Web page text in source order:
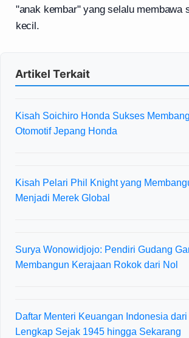
"anak kembar" yang selalu membawa
kecil.
Artikel Terkait
Kisah Soichiro Honda Sukses
Otomotif Jepang Honda
Kisah Pelari Phil Knight yang
Menjadi Merek Global
Surya Wonowidjojo: Pendiri Gudang
Membangun Kerajaan Rokok dari Nol
Daftar Menteri Keuangan Indonesia
Lengkap Sejak 1945 hingga Sekarang